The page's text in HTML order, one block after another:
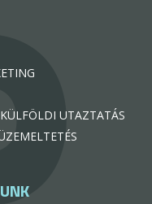
UTAZTATÁS